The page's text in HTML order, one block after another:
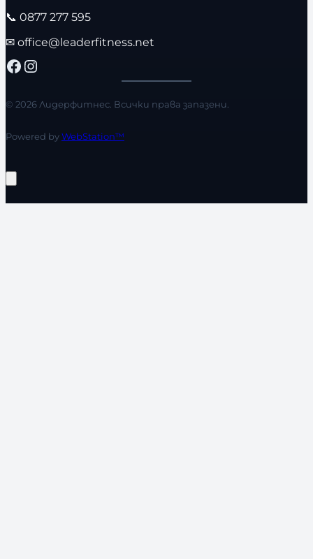
📞 0877 277 595
✉ office@leaderfitness.net
Facebook Instagram
© 2026 Лидерфитнес. Всички права запазени.
Powered byWebStation™